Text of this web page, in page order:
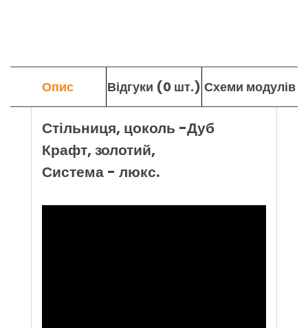
Опис Відгуки (0 шт.) Схеми модулів
Стільниця, цоколь -Дуб
Крафт, золотий,
Система - люкс.